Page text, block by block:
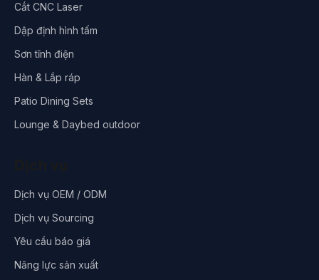
Cắt CNC Laser
Dập định hình tấm
Sơn tĩnh điện
Hàn & Lắp ráp
Patio Dining Sets
Lounge & Daybed outdoor
Dịch vụ OEM / ODM
Dịch vụ Sourcing
Yêu cầu báo giá
Năng lực sản xuất